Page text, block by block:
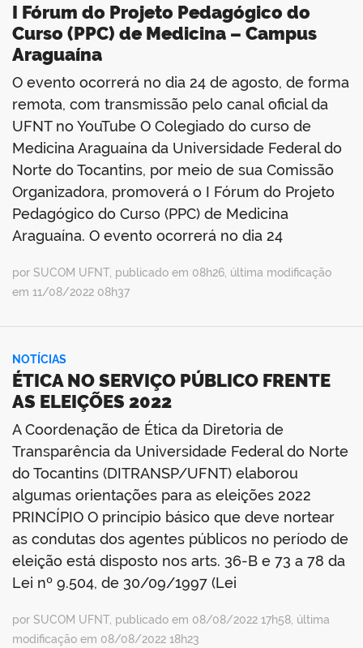
I Fórum do Projeto Pedagógico do
Curso (PPC) de Medicina – Campus
Araguaína
O evento ocorrerá no dia 24 de agosto, de forma
remota, com transmissão pelo canal oficial da
UFNT no YouTube O Colegiado do curso de
Medicina Araguaína da Universidade Federal do
Norte do Tocantins, por meio de sua Comissão
Organizadora, promoverá o I Fórum do Projeto
Pedagógico do Curso (PPC) de Medicina
Araguaína. O evento ocorrerá no dia 24
por SUCOM UFNT, publicado em 08h26, última modificação
em 11/08/2022 08h37
NOTÍCIAS
ÉTICA NO SERVIÇO PÚBLICO FRENTE
AS ELEIÇÕES 2022
A Coordenação de Ética da Diretoria de
Transparência da Universidade Federal do Norte
do Tocantins (DITRANSP/UFNT) elaborou
algumas orientações para as eleições 2022
PRINCÍPIO O princípio básico que deve nortear
as condutas dos agentes públicos no período de
eleição está disposto nos arts. 36-B e 73 a 78 da
Lei nº 9.504, de 30/09/1997 (Lei
por SUCOM UFNT, publicado em 08/08/2022 17h58, última
modificação em 08/08/2022 18h23